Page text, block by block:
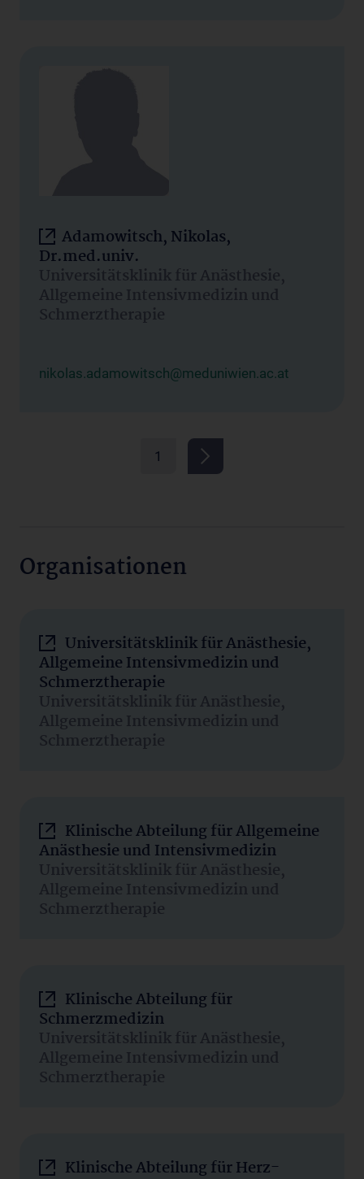
Adamowitsch, Nikolas,
Dr.med.univ.
Universitätsklinik für Anästhesie,
Allgemeine Intensivmedizin und
Schmerztherapie
nikolas.adamowitsch@meduniwien.ac.at
1
Organisationen
Universitätsklinik für Anästhesie,
Allgemeine Intensivmedizin und
Schmerztherapie
Universitätsklinik für Anästhesie,
Allgemeine Intensivmedizin und
Schmerztherapie
Klinische Abteilung für Allgemeine
Anästhesie und Intensivmedizin
Universitätsklinik für Anästhesie,
Allgemeine Intensivmedizin und
Schmerztherapie
Klinische Abteilung für
Schmerzmedizin
Universitätsklinik für Anästhesie,
Allgemeine Intensivmedizin und
Schmerztherapie
Klinische Abteilung für Herz-